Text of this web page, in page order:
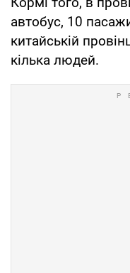
автобус, 10
китайській
кілька людей.